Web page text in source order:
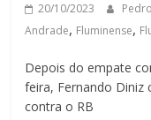
20/10/2023
Andrade, Fluminense,
Depois do empate
feira, Fernando Diniz
contra o RB